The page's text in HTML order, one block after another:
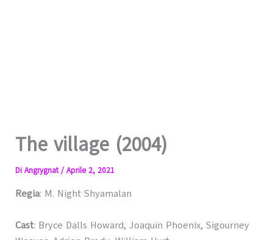
The village (2004)
Di Angrygnat/ Aprile 2, 2021
Regia: M. Night Shyamalan
Cast: Bryce Dalls Howard, Joaquin Phoenix, Sigourney